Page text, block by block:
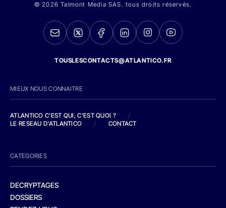
© 2026 Talmont Media SAS. tous droits réservés.
TOUSLESCONTACTS@ATLANTICO.FR
MIEUX NOUS CONNAITRE
ATLANTICO C'EST QUI, C'EST QUOI ?
/
LE RESEAU D'ATLANTICO
/ CONTACT
CATEGORIES
DECRYPTAGES
DOSSIERS